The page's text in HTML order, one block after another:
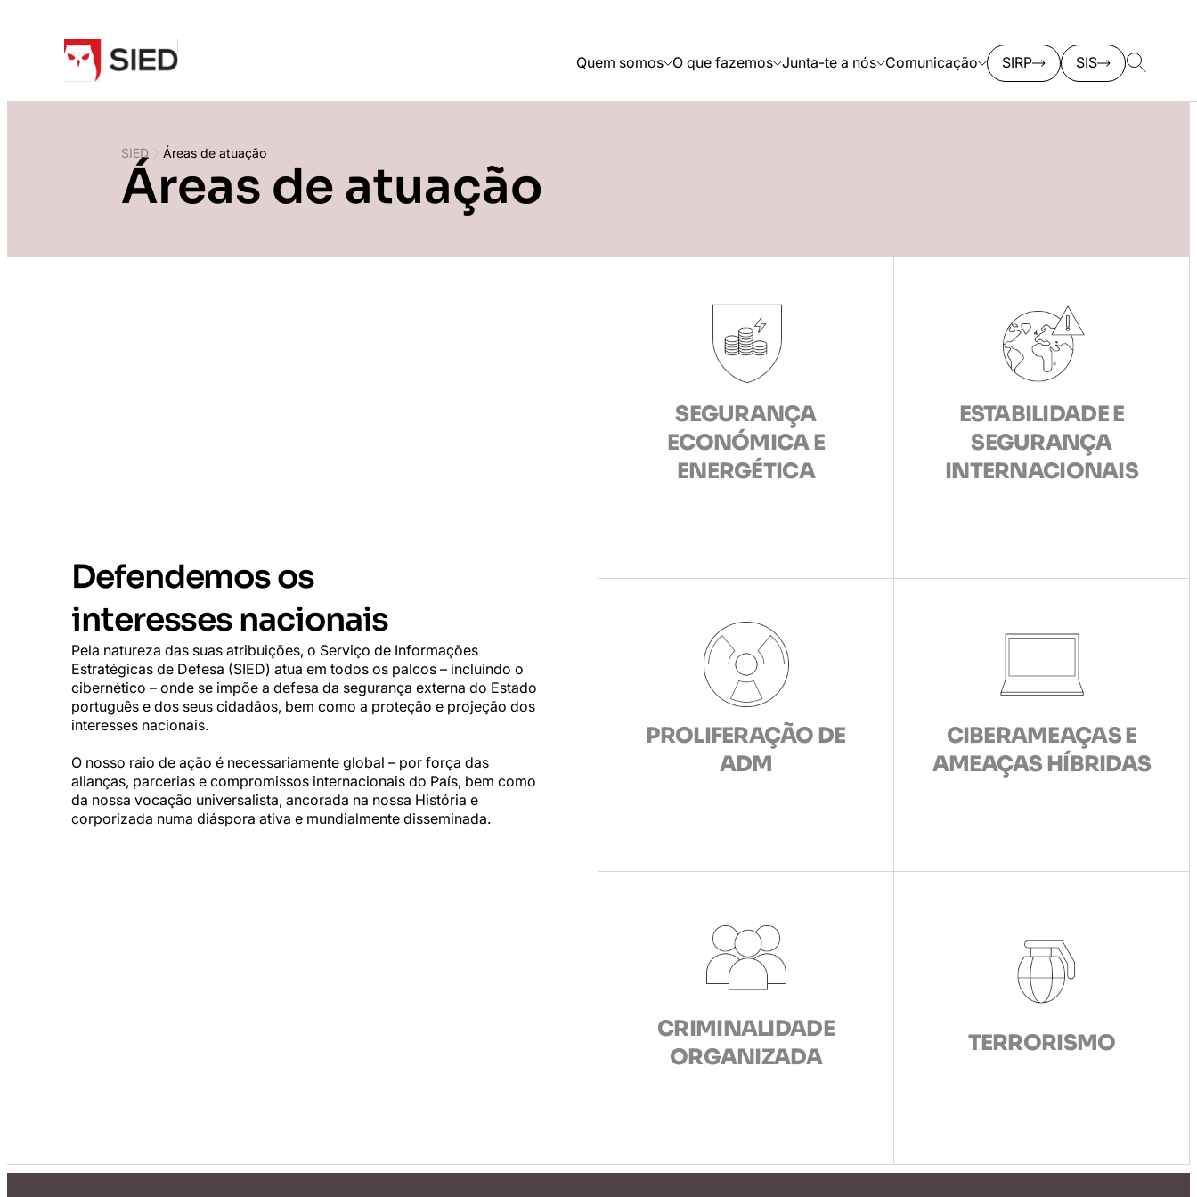
Quem somos O que fazemos Junta-te a nós Comunicação SIRP SIS
SIED Áreas de atuação
Áreas de atuação
Defendemos os
interesses nacionais
Pela natureza das suas atribuições, o Serviço de Informações
Estratégicas de Defesa (SIED) atua em todos os palcos – incluindo o
cibernético – onde se impõe a defesa da segurança externa do Estado
português e dos seus cidadãos, bem como a proteção e projeção dos
interesses nacionais.
O nosso raio de ação é necessariamente global – por força das
alianças, parcerias e compromissos internacionais do País, bem como
da nossa vocação universalista, ancorada na nossa História e
corporizada numa diáspora ativa e mundialmente disseminada.
SEGURANÇA
ECONÓMICA E
ENERGÉTICA
ESTABILIDADE E
SEGURANÇA
INTERNACIONAIS
PROLIFERAÇÃO DE
ADM
CIBERAMEAÇAS E
AMEAÇAS HÍBRIDAS
CRIMINALIDADE
ORGANIZADA
TERRORISMO